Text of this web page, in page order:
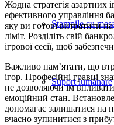
Ștampile cu
Suport lumânare
Жодна стратегія азартних
ефективного управління
яку ви готові витратити
ліміт. Розділіть свій
ігрової сесії, щоб
Важливо пам’ятати, що
ігор. Професійні гравці
не дозволяючи їм
емоційний стан.
допомагає залишатися на
вчасно зупинитися з